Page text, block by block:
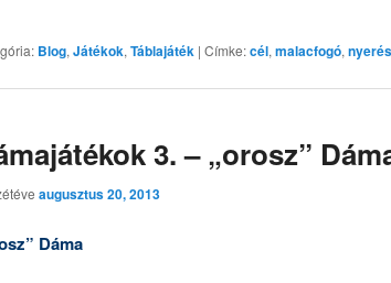
Blog,Játékok,Táblajáték | Címke:cél,malacfogó,nyerés
3. – „orosz”
augusztus 20, 2013
Dáma